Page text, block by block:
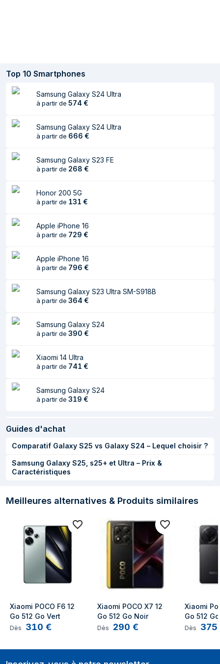
maximal
Luminosité de
500 cd/m²
Luminosité
d’affichage
1200 cd/m²
Luminosité
maximale de
l'écran (extérieur)
2400 cd/m²
Prise en charge
Oui
Technologie HDR
élevée)
Dolby Vision, High Dynamic Range
Densité en pixels 446 pixels par pouce
Processeur
processeur
processeur
Fréquence du
processeur
3 GHz
Nombre de coeurs
8
Support de stockage
Capacité de la RAM 12 Go
Capacité de
512 Go
Type de RAM LPDDR5X
Type de caméra
arrière
Double caméra
Résolution de la
Type de caméra
avant
Caméra unique
Top 10 Smartphones
Samsung Galaxy S24 Ultra
à partir de 574 €
Samsung Galaxy S24 Ultra
à partir de 666 €
Samsung Galaxy S23 FE
à partir de 268 €
Honor 200 5G
à partir de 131 €
Apple iPhone 16
à partir de 729 €
Apple iPhone 16
à partir de 796 €
Samsung Galaxy S23 Ultra SM-S918B
à partir de 364 €
Samsung Galaxy S24
à partir de 390 €
Xiaomi 14 Ultra
à partir de 741 €
Samsung Galaxy S24
à partir de 319 €
Guides d'achat
Comparatif Galaxy S25 vs Galaxy S24 – Lequel choisir ?
Samsung Galaxy S25, s25+ et Ultra – Prix &
Caractéristiques
Meilleures alternatives & Produits similaires
Xiaomi POCO F6 12
Go 512 Go Vert
Dès 310 €
Xiaomi POCO X7 12
Go 512 Go Noir
Dès 290 €
Xiaomi
Go 512
Dès 375